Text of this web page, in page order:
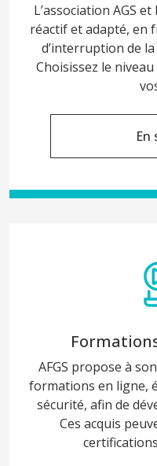
L’association AGS
réactif et adapté, en
d’interruption de
Choisissez le
En
AFGS propose à
formations en ligne,
sécurité, afin de
Ces acquis